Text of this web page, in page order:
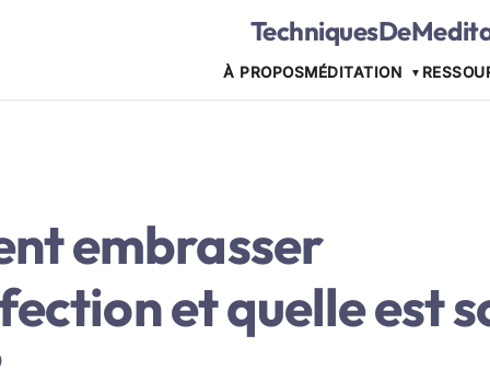
À PROPOSMÉDITATION
embrasser
et quelle est